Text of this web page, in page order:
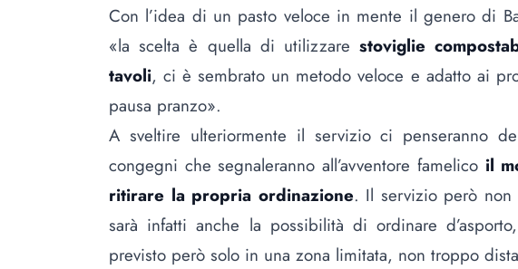
Con l’idea di un pasto veloce in mente il genero di
«la scelta è quella di utilizzare stoviglie
tavoli, ci è sembrato un metodo veloce e adatto ai
pausa pranzo».
A sveltire ulteriormente il servizio ci penseranno
congegni che segnaleranno all’avventore famelico il
ritirare la propria ordinazione. Il servizio però non
sarà infatti anche la possibilità di ordinare
previsto però solo in una zona limitata, non troppo